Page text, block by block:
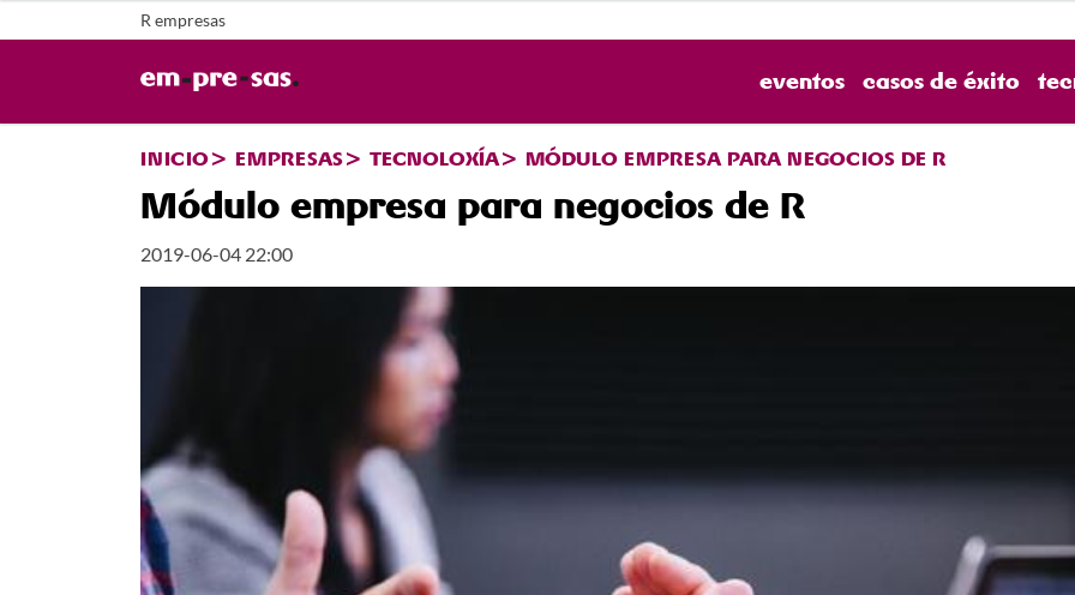
R empresas
eventos casos de éxito
INICIO EMPRESAS TECNOLOXÍA MÓDULO EMPRESA PARA NEGOCIOS DE R
Módulo empresa para negocios de R
2019-06-04 22:00